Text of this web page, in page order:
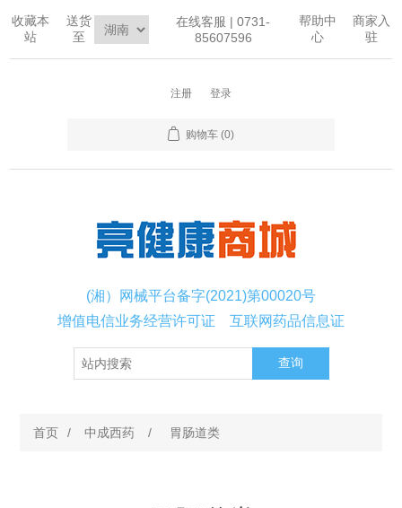
收藏本
站
送货
至
在线客服 | 0731-
85607596
帮助中
心
商家入
驻
注册 登录
购物车 (0)
(湘）网械平台备字(2021)第00020号
增值电信业务经营许可证
互联网药品信息证
首页 / 中成西药 / 胃肠道类